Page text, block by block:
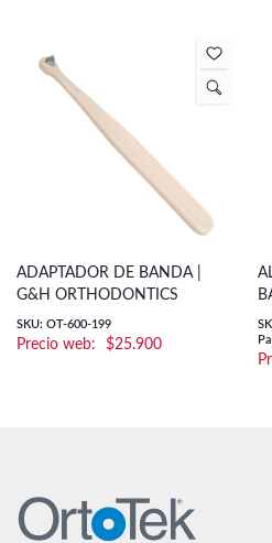
ADAPTADOR DE BANDA |
G&H ORTHODONTICS
SKU: OT-600-199
$25.900